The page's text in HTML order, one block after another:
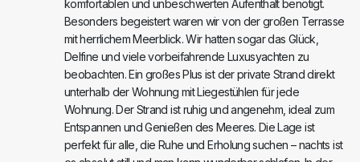
komfortablen und unbeschwerten Aufenthalt benötigt.
Besonders begeistert waren wir von der großen Terrasse
mit herrlichem Meerblick. Wir hatten sogar das Glück,
Delfine und viele vorbeifahrende Luxusyachten zu
beobachten. Ein großes Plus ist der private Strand direkt
unterhalb der Wohnung mit Liegestühlen für jede
Wohnung. Der Strand ist ruhig und angenehm, ideal zum
Entspannen und Genießen des Meeres. Die Lage ist
perfekt für alle, die Ruhe und Erholung suchen – nachts ist